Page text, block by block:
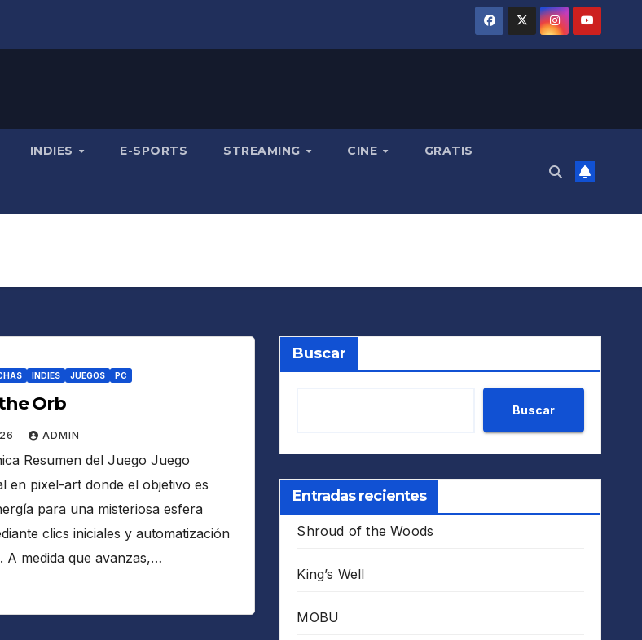
INDIES E-SPORTS STREAMING CINE GRATIS
INDIES JUEGOS PC
Orb
ADMIN
Resumen del Juego Juego
en pixel-art donde el objetivo es
para una misteriosa esfera
clics iniciales y automatización
A medida que avanzas,…
Buscar
Buscar
Entradas recientes
Shroud of the Woods
King’s Well
MOBU